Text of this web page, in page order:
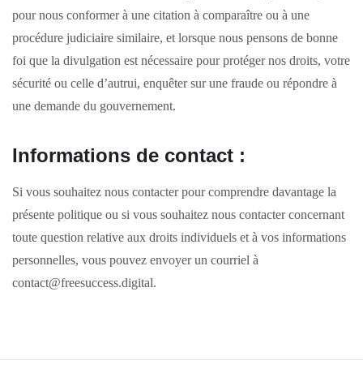
pour nous conformer à une citation à comparaître ou à une
procédure judiciaire similaire, et lorsque nous pensons de bonne
foi que la divulgation est nécessaire pour protéger nos droits, votre
sécurité ou celle d’autrui, enquêter sur une fraude ou répondre à
une demande du gouvernement.
Informations de contact :
Si vous souhaitez nous contacter pour comprendre davantage la
présente politique ou si vous souhaitez nous contacter concernant
toute question relative aux droits individuels et à vos informations
personnelles, vous pouvez envoyer un courriel à
contact@freesuccess.digital.